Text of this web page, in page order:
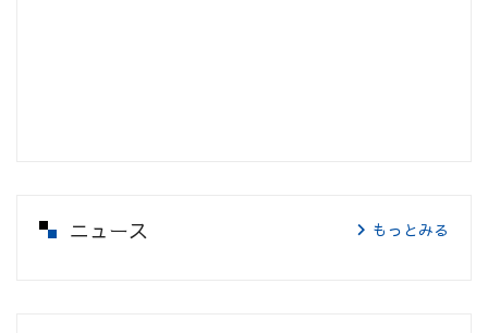
ニュース もっとみる